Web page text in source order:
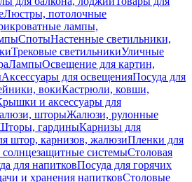
Люстры, потолочные
лампы,
СпотыНастенные светильники,
Трековые светильникиУличные
ЛампыОсвещение для картин,
Аксессуары для освещенияПосуда для
вокиКастрюли, ковши,
и аксессуары для
шторыЖалюзи, рулонные
гардиныКарнизы для
штор, карнизов, жалюзиПленки для
системыСтоловая
для напитковПосуда для горячих
и хранения напитковСтоловые